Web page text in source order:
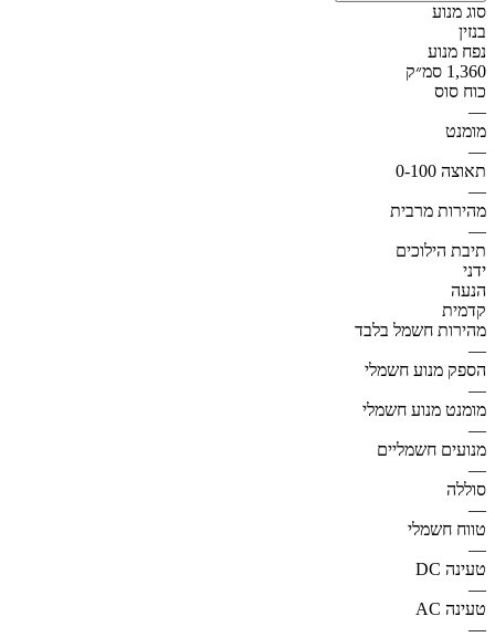
סוג מנוע
בנזין
נפח מנוע
1,360 סמ״ק
כוח סוס
—
מומנט
—
תאוצה 0-100
—
מהירות מרבית
—
תיבת הילוכים
ידני
הנעה
קדמית
מהירות חשמל בלבד
—
הספק מנוע חשמלי
—
מומנט מנוע חשמלי
—
מנועים חשמליים
—
סוללה
—
טווח חשמלי
—
טעינה DC
—
טעינה AC
—